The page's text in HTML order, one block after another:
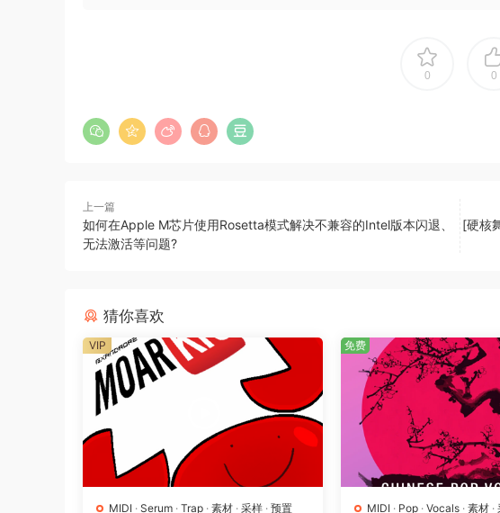
Combine these vocals with our professional & instantly-
Each build-up and drum loop contains individually rendered
Contains: 656 Files / 974 MB
•Each vocal in dry & wet
•10 Full Build-ups (+ stems)
•10 Full Drums Loops (+ stems)
•10 Vocal Loops
•7 FL Mixer State Files for VOX modulation
•30 Vocal One-Shots
•40 MIDI’s (for Builds & Vocal/Drum Loops)
0 0
上一篇
如何在Apple M芯片使用Rosetta模式解决不兼容的Intel版本闪退、
无法激活等问题?
[硬核
猜你喜欢
MIDI · Serum · Trap · 素材 · 采样 · 预置
VIP
MIDI · Pop· Vocals· 素材·
免费